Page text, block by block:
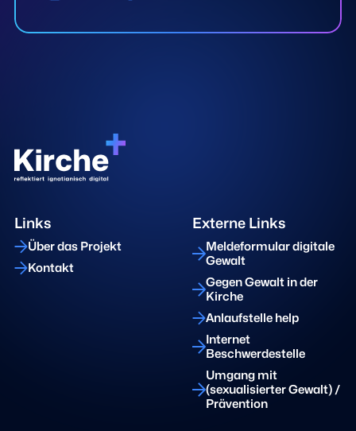
Links
Über das Projekt
Kontakt
Externe Links
Meldeformular digitale
Gewalt
Gegen Gewalt in der
Kirche
Anlaufstelle help
Internet
Beschwerdestelle
Umgang mit
(sexualisierter Gewalt) /
Prävention